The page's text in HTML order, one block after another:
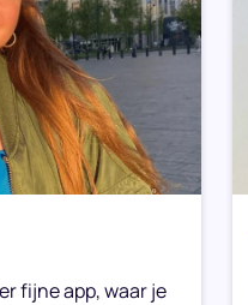
fijne app, waar je